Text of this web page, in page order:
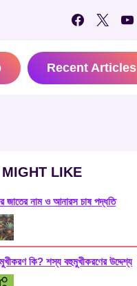
Recent Articles
LIKE
জাতের নাম ও আনারস চাষ পদ্ধতি
কি? শস্য বহুমুখীকরণের উদ্দেশ্য